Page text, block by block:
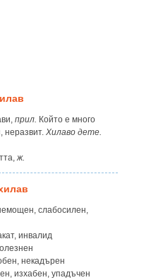
прил. Който е много
неразвит. Хилаво дете.
ж.
слабосилен,
инвалид
некадърен
изхабен, упадъчен